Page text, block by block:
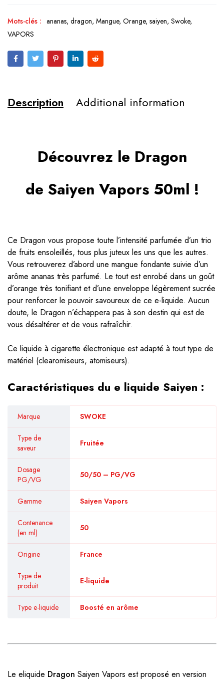
Mots-clés : ananas, dragon, Mangue, Orange, saiyen, Swoke,
VAPORS
Description Additional information
Découvrez le Dragon
de Saiyen Vapors 50ml !
Ce Dragon vous propose toute l’intensité parfumée d’un trio
de fruits ensoleillés, tous plus juteux les uns que les autres.
Vous retrouverez d’abord une mangue fondante suivie d’un
arôme ananas très parfumé. Le tout est enrobé dans un goût
d’orange très tonifiant et d’une enveloppe légèrement sucrée
pour renforcer le pouvoir savoureux de ce e-liquide. Aucun
doute, le Dragon n’échappera pas à son destin qui est de
vous désaltérer et de vous rafraîchir.
Ce liquide à cigarette électronique est adapté à tout type de
matériel (clearomiseurs, atomiseurs).
Caractéristiques du e liquide Saiyen :
Marque SWOKE
Type de
saveur
Fruitée
Dosage
PG/VG
50/50 – PG/VG
Gamme Saiyen Vapors
Contenance
(en ml)
50
Origine France
Type de
produit
E-liquide
Type e-liquide Boosté en arôme
Le eliquide Dragon Saiyen Vapors est proposé en version